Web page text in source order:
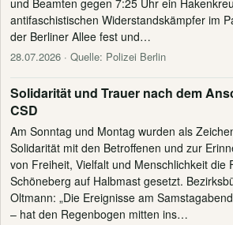
und Beamten gegen 7:25 Uhr ein
antifaschistischen Widerstandskämpfer im
der Berliner Allee fest und…
28.07.2026 · Quelle: Polizei Berlin
Solidarität und Trauer nach dem
CSD
Am Sonntag und Montag wurden als
Solidarität mit den Betroffenen und zur
von Freiheit, Vielfalt und Menschlichkeit die
Schöneberg auf Halbmast gesetzt.
Oltmann: „Die Ereignisse am
– hat den Regenbogen mitten ins…